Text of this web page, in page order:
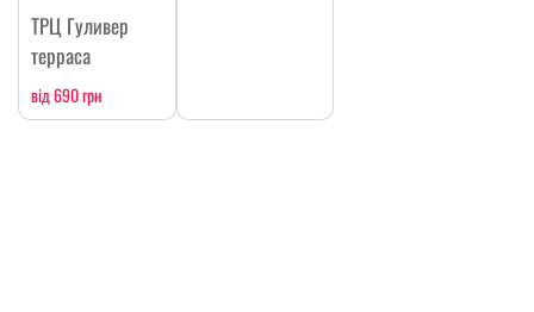
ТРЦ Гуливер
терраса
від 690 грн